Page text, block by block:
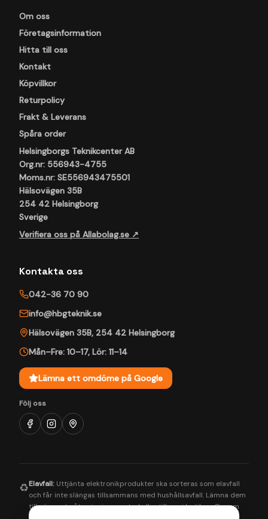
Om oss
Företagsinformation
Hitta till oss
Kontakt
Köpvillkor
Returpolicy
Frakt & Leverans
Spåra order
Helsingborgs Teknikcenter AB
Org.nr: 556943-4755
Moms.nr: SE556943475501
Hälsovägen 35B
254 42 Helsingborg
Sverige
Verifiera oss på Allabolag.se ↗
Kontakta oss
042-36 70 90
info@hbgteknik.se
Hälsovägen 35B, 254 42 Helsingborg
Mån–Fre: 10–17, Lör: 11–14
Lämna ett omdöme på Google
Följ oss
♻️Elavfall: Uttjänta elektronikprodukter ska sorteras som elavfall
och får inte slängas tillsammans med hushållsavfall. Lämna dem
till närmaste återvinningscentral eller till oss i butiken. Genom